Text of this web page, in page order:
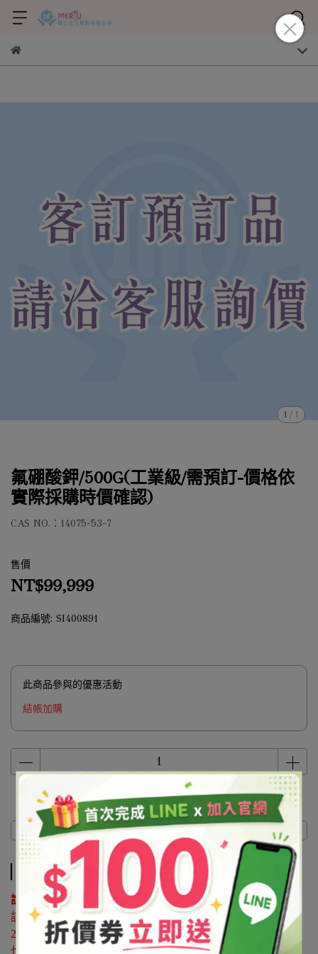
1 / 1
氟硼酸鉀/500G(工業級/需預訂-價格依
實際採購時價確認)
CAS NO.：14075-53-7
售價
NT$99,999
商品編號: SI400891
此商品參與的優惠活動
結帳加購
商品介紹
商品介紹
說明 ：
該原料屬於協尋客訂品，如有購買需求請來電洽詢02-
25596118
也可利用 LINE@官方帳號詢問 帳號搜尋「@syb1803x」